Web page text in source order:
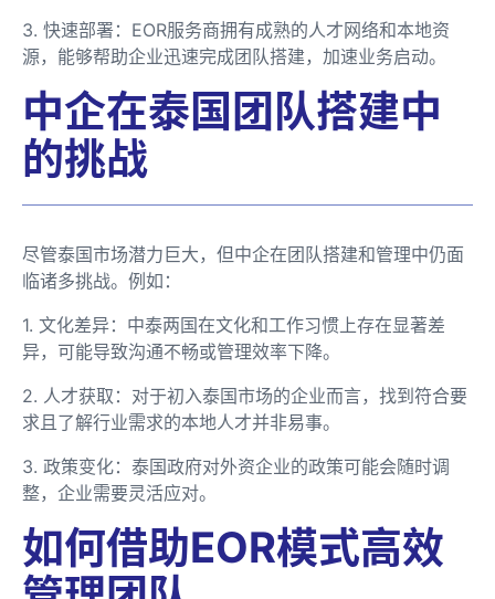
3. 快速部署：EOR服务商拥有成熟的人才网络和本地资
源，能够帮助企业迅速完成团队搭建，加速业务启动。
中企在泰国团队搭建中
的挑战
尽管泰国市场潜力巨大，但中企在团队搭建和管理中仍面
临诸多挑战。例如：
1. 文化差异：中泰两国在文化和工作习惯上存在显著差
异，可能导致沟通不畅或管理效率下降。
2. 人才获取：对于初入泰国市场的企业而言，找到符合要
求且了解行业需求的本地人才并非易事。
3. 政策变化：泰国政府对外资企业的政策可能会随时调
整，企业需要灵活应对。
如何借助EOR模式高效